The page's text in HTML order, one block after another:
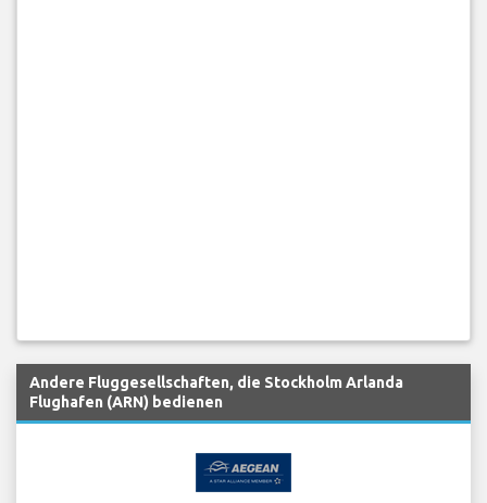
Andere Fluggesellschaften, die Stockholm Arlanda
Flughafen (ARN) bedienen